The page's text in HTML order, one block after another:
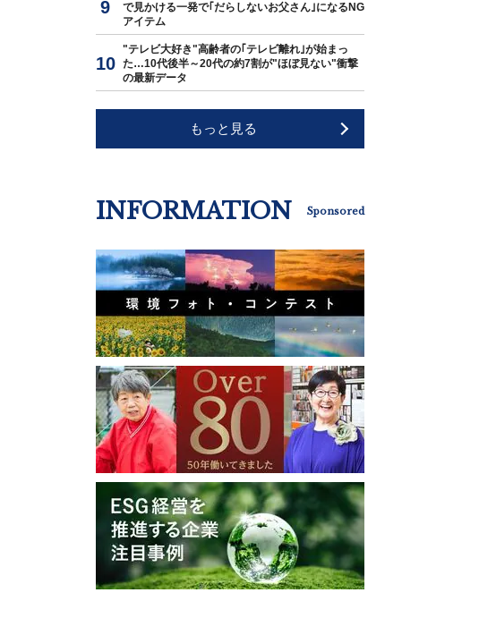
で見かける一発で｢だらしないお父さん｣になるNG
アイテム
"テレビ大好き"高齢者の｢テレビ離れ｣が始まっ
た…10代後半～20代の約7割が"ほぼ見ない"衝撃
の最新データ
もっと見る
INFORMATION Sponsored